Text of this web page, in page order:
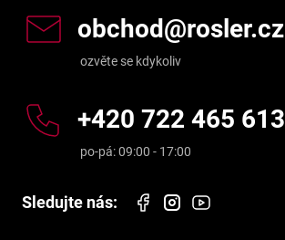
obchod@rosler.cz
+420 722 465 613